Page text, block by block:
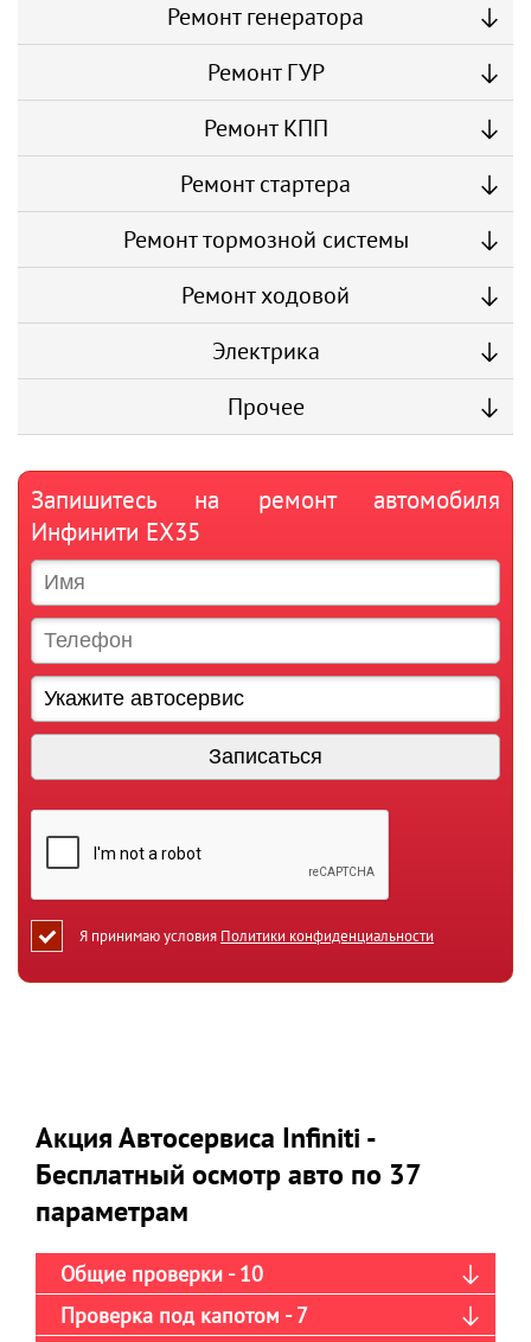
Ремонт генератора
Ремонт ГУР
Ремонт КПП
Ремонт стартера
Ремонт тормозной системы
Ремонт ходовой
Электрика
Прочее
Запишитесь на ремонт автомобиля
Инфинити ЕХ35
Я принимаю условия Политики конфиденциальности
Акция Автосервиса Infiniti -
Бесплатный осмотр авто по 37
параметрам
Общие проверки - 10
Проверка под капотом - 7